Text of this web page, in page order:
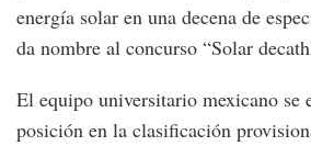
energía solar en una decena de
da nombre al concurso “Solar
El equipo universitario mexicano se
posición en la clasificación